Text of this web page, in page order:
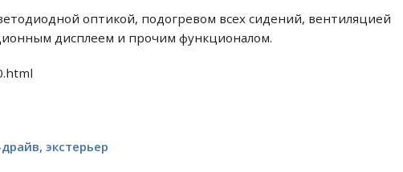
оптикой, подогревом всех сидений, вентиляцией
дисплеем и прочим функционалом.
экстерьер